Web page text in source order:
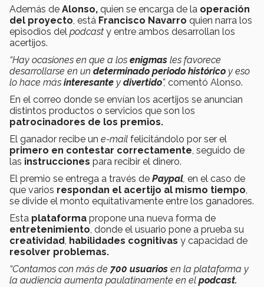
Además de Alonso, quien se encarga de la operación
del proyecto , está Francisco Navarro quien narra los
episodios del podcast y entre ambos desarrollan los
acertijos.
“Hay ocasiones en que a los enigmas les favorece
desarrollarse en un determinado periodo histórico y eso
lo hace más interesante y divertido”, comentó Alonso.
En el correo donde se envían los acertijos se anuncian
distintos productos o servicios que son los
patrocinadores de los premios.
El ganador recibe un e-mail felicitándolo por ser el
primero en contestar correctamente , seguido de
las instrucciones para recibir el dinero.
El premio se entrega a través de Paypal en el caso de
que varios respondan el acertijo al mismo tiempo
se divide el monto equitativamente entre los ganadores.
Esta plataforma propone una nueva forma de
entretenimiento , donde el usuario pone a prueba su
creatividad habilidades cognitivas y capacidad de
resolver problemas.
“Contamos con más de 700 usuarios en la plataforma y
la audiencia aumenta paulatinamente en el podcast.